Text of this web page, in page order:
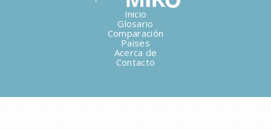
Inicio
Glosario
Comparación
Paises
Acerca de
Contacto